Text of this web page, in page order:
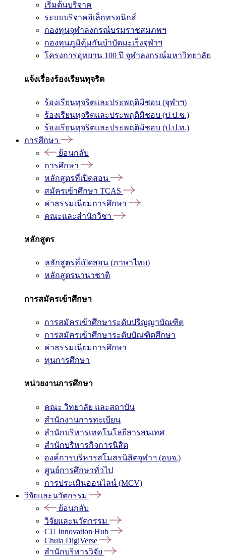
เริ่มต้นบริจาค
ระบบบริจาคอิเล็กทรอนิกส์
กองทุนจุฬาลงกรณ์บรมราชสมภพฯ
กองทุนภูมิคุ้มกันบำบัดมะเร็งจุฬาฯ
โครงการอุทยาน 100 ปี จุฬาลงกรณ์มหาวิทยาลัย
แจ้งเรื่องร้องเรียนทุจริต
ร้องเรียนทุจริตและประพฤติมิชอบ (จุฬาฯ)
ร้องเรียนทุจริตและประพฤติมิชอบ (ป.ป.ช.)
ร้องเรียนทุจริตและประพฤติมิชอบ (ป.ป.ท.)
การศึกษา
ย้อนกลับ
การศึกษา
หลักสูตรที่เปิดสอน
สมัครเข้าศึกษา TCAS
ค่าธรรมเนียมการศึกษา
คณะและสำนักวิชา
หลักสูตร
หลักสูตรที่เปิดสอน (ภาษาไทย)
หลักสูตรนานาชาติ
การสมัครเข้าศึกษา
การสมัครเข้าศึกษาระดับปริญญาบัณฑิต
การสมัครเข้าศึกษาระดับบัณฑิตศึกษา
ค่าธรรมเนียมการศึกษา
ทุนการศึกษา
หน่วยงานการศึกษา
คณะ วิทยาลัย และสถาบัน
สำนักงานการทะเบียน
สำนักบริหารเทคโนโลยีสารสนเทศ
สำนักบริหารกิจการนิสิต
องค์การบริหารสโมสรนิสิตจุฬาฯ (อบจ.)
ศูนย์การศึกษาทั่วไป
การประเมินออนไลน์ (MCV)
วิจัยและนวัตกรรม
ย้อนกลับ
วิจัยและนวัตกรรม
CU Innovation Hub
Chula DigiVerse
สำนักบริหารวิจัย